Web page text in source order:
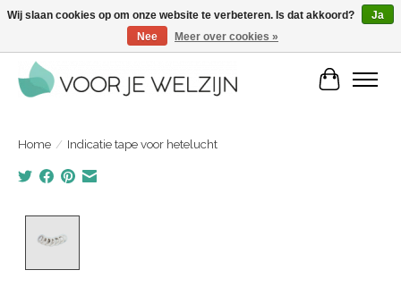
Voordelige zelfverzorgingsproducten | Vandaag besteld, morgen in huis
Home / Indicatie tape voor hetelucht
Wij slaan cookies op om onze website te verbeteren. Is dat akkoord?
Ja
Nee
Meer over cookies »